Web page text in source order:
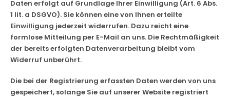
Daten erfolgt auf Grundlage Ihrer Einwilligung (Art. 6 Abs.
1 lit. a DSGVO). Sie können eine von Ihnen erteilte
Einwilligung jederzeit widerrufen. Dazu reicht eine
formlose Mitteilung per E-Mail an uns. Die Rechtmäßigkeit
der bereits erfolgten Datenverarbeitung bleibt vom
Widerruf unberührt.
Die bei der Registrierung erfassten Daten werden von uns
gespeichert, solange Sie auf unserer Website registriert